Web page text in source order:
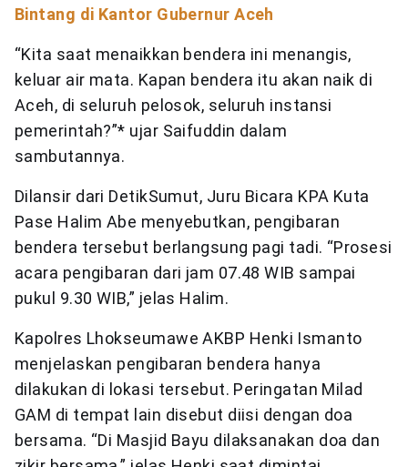
Bintang di Kantor Gubernur Aceh
“Kita saat menaikkan bendera ini menangis,
keluar air mata. Kapan bendera itu akan naik di
Aceh, di seluruh pelosok, seluruh instansi
pemerintah?”* ujar Saifuddin dalam
sambutannya.
Dilansir dari DetikSumut, Juru Bicara KPA Kuta
Pase Halim Abe menyebutkan, pengibaran
bendera tersebut berlangsung pagi tadi. “Prosesi
acara pengibaran dari jam 07.48 WIB sampai
pukul 9.30 WIB,” jelas Halim.
Kapolres Lhokseumawe AKBP Henki Ismanto
menjelaskan pengibaran bendera hanya
dilakukan di lokasi tersebut. Peringatan Milad
GAM di tempat lain disebut diisi dengan doa
bersama. “Di Masjid Bayu dilaksanakan doa dan